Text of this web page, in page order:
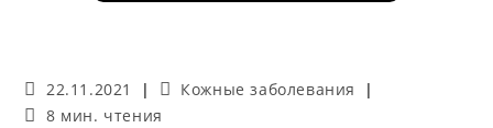
Запись
опубликована:
22.11.2021
Рубрика
записи:
Кожные заболевания
Время
8 мин. чтения